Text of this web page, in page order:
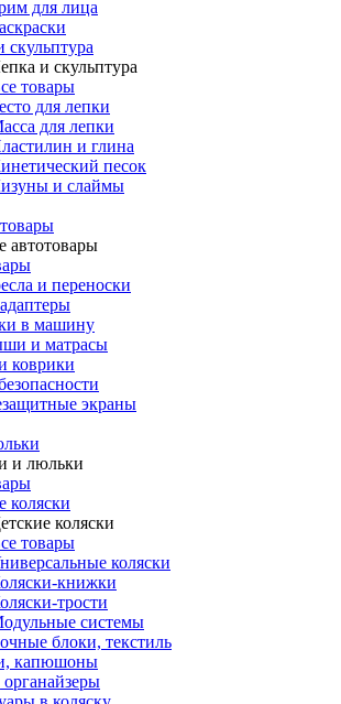
для лица
скульптура
и скульптура
товары
для лепки
для лепки
и глина
песок
и слаймы
автотовары
и переноски
в машину
и матрасы
коврики
экраны
и люльки
коляски
коляски
товары
коляски
книжки
трости
системы
блоки, текстиль
капюшоны